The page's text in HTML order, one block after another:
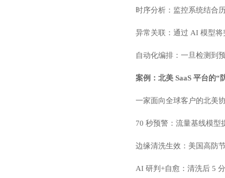
时序分析：监控系统结合
异常关联：通过 AI 模型
自动化编排：一旦检测到
案例：北美 SaaS 平台的“
一家面向全球客户的北美
70 秒预警：流量基线模型
边缘清洗生效：美国高防
AI 研判+自愈：清洗后 5